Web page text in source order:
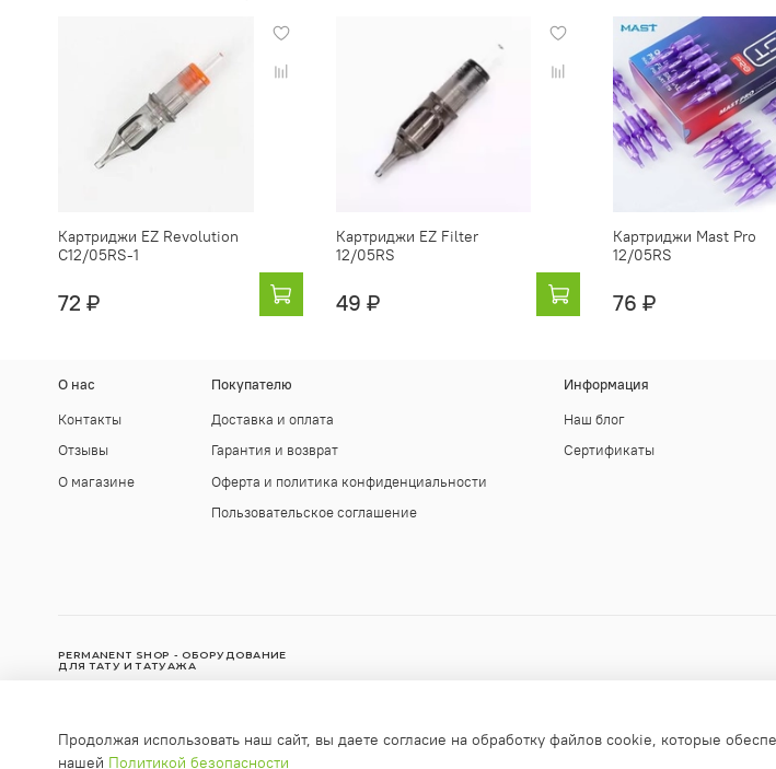
Картриджи EZ Revolution
C12/05RS-1
72 ₽
Картриджи EZ Filter
12/05RS
49 ₽
Картриджи Mast Pro
12/05RS
76 ₽
О нас
Контакты
Отзывы
О магазине
Покупателю
Доставка и оплата
Гарантия и возврат
Оферта и политика конфиденциальности
Пользовательское соглашение
Информация
Наш блог
Сертификаты
PERMANENT SHOP - ОБОРУДОВАНИЕ
ДЛЯ ТАТУ И ТАТУАЖА
Любое использование контента без письменного разрешения запрещено!
info@permanent-shop.ru
Продолжая использовать наш сайт, вы даете согласие на обработку файлов cookie, которые
нашей Политикой безопасности